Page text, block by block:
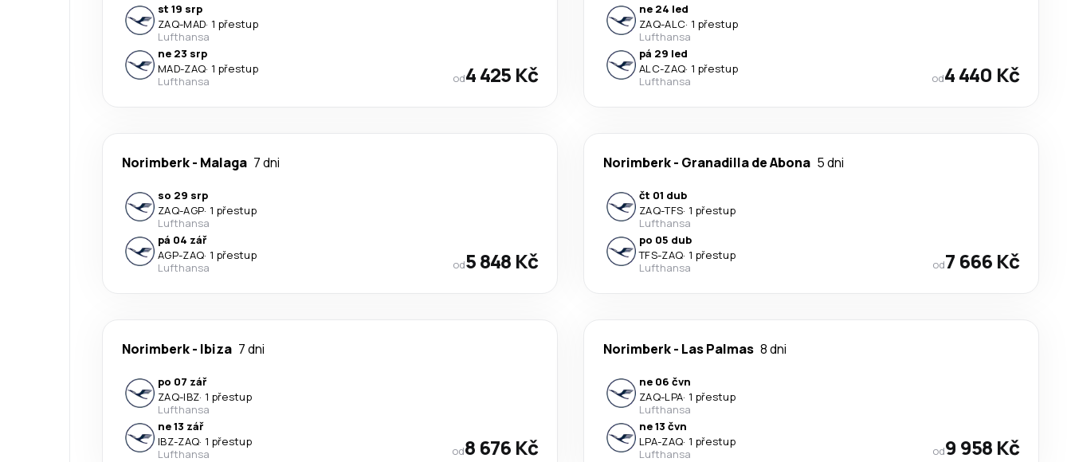
st 19 srp
ZAQ-MAD· 1 přestup
Lufthansa
ne 23 srp
MAD-ZAQ· 1 přestup
Lufthansa
od4 425 Kč
ne 24 led
ZAQ-ALC· 1 přestup
Lufthansa
pá 29 led
ALC-ZAQ· 1 přestup
Lufthansa
od4 440 Kč
Norimberk- Malaga 7 dni
so 29 srp
ZAQ-AGP· 1 přestup
Lufthansa
pá 04 zář
AGP-ZAQ· 1 přestup
Lufthansa
od5 848 Kč
Norimberk- Granadilla de Abona 5 dni
čt 01 dub
ZAQ-TFS· 1 přestup
Lufthansa
po 05 dub
TFS-ZAQ· 1 přestup
Lufthansa
od7 666 Kč
Norimberk- Ibiza 7 dni
po 07 zář
ZAQ-IBZ· 1 přestup
Lufthansa
ne 13 zář
IBZ-ZAQ· 1 přestup
Lufthansa
od8 676 Kč
Norimberk- Las Palmas 8 dni
ne 06 čvn
ZAQ-LPA· 1 přestup
Lufthansa
ne 13 čvn
LPA-ZAQ· 1 přestup
Lufthansa
od9 958 Kč